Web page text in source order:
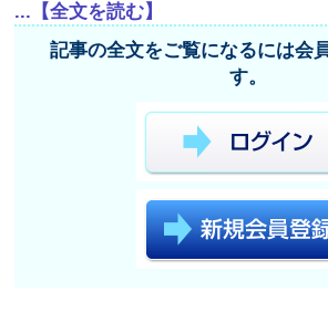
...【全文を読む】
記事の全文をご覧になるには会
す。